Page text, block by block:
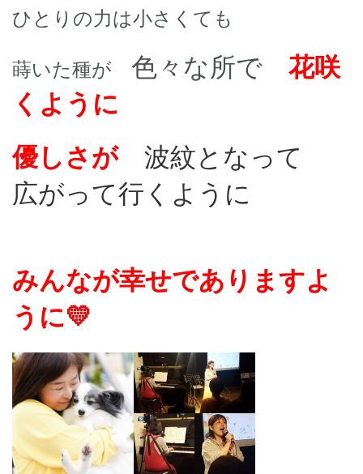
ひとりの力は小さくても
蒔いた種が 色々な所で 花咲
くように
優しさが 波紋となって
広がって行くように
みんなが幸せでありますよ
うに💛